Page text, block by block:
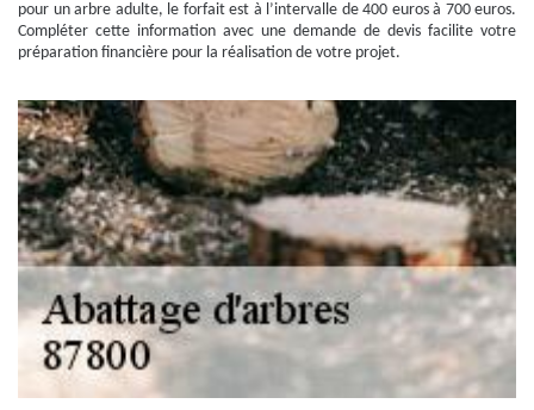
pour un arbre adulte, le forfait est à l’intervalle de 400 euros à 700 euros.
Compléter cette information avec une demande de devis facilite votre
préparation financière pour la réalisation de votre projet.